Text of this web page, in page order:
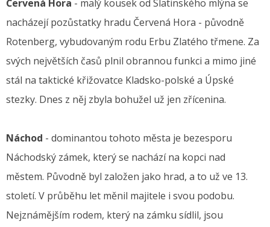
Červená Hora - malý kousek od Slatinského mlýna se
nacházejí pozůstatky hradu Červená Hora - původně
Rotenberg, vybudovaným rodu Erbu Zlatého třmene. Za
svých největších časů plnil obrannou funkci a mimo jiné
stál na taktické křižovatce Kladsko-polské a Úpské
stezky. Dnes z něj zbyla bohužel už jen zřícenina.
Náchod - dominantou tohoto města je bezesporu
Náchodský zámek, který se nachází na kopci nad
městem. Původně byl založen jako hrad, a to už ve 13.
století. V průběhu let měnil majitele i svou podobu.
Nejznámějším rodem, který na zámku sídlil, jsou